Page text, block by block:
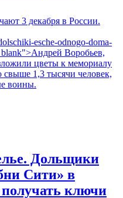
3 декабря в России.
esche-odnogo-doma-
Воробьев,
цветы к мемориалу
свыше 1,3 тысячи человек,
воины.
Дольщики
Сити» в
ключи